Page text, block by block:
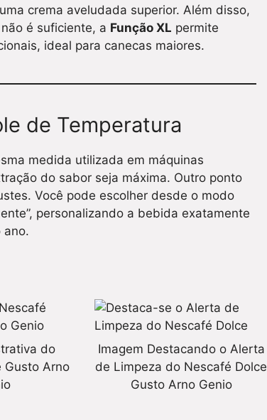
crema aveludada superior. Além disso,
é suficiente, a Função XL permite
ideal para canecas maiores.
de Temperatura
medida utilizada em máquinas
do sabor seja máxima. Outro ponto
Você pode escolher desde o modo
personalizando a bebida exatamente
ano.
do
Gusto Arno
Imagem Destacando o Alerta
de Limpeza do Nescafé Dolce
Gusto Arno Genio